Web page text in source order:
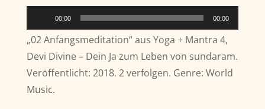
Player
00:00 00:00
„02 Anfangsmeditation“ aus Yoga + Mantra 4,
Devi Divine – Dein Ja zum Leben von sundaram.
Veröffentlicht: 2018. 2 verfolgen. Genre: World
Music.